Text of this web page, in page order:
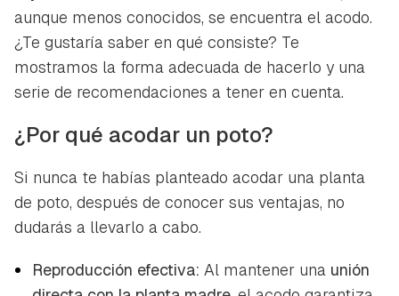
aunque menos conocidos, se encuentra el acodo.
¿Te gustaría saber en qué consiste? Te
mostramos la forma adecuada de hacerlo y una
serie de recomendaciones a tener en cuenta.
¿Por qué acodar un poto?
Si nunca te habías planteado acodar una planta
de poto, después de conocer sus ventajas, no
dudarás a llevarlo a cabo.
Reproducción efectiva: Al mantener una unión